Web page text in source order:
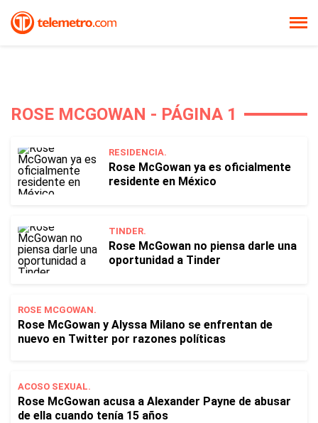
ROSE MCGOWAN - PÁGINA 1
RESIDENCIA.
Rose McGowan ya es oficialmente
residente en México
TINDER.
Rose McGowan no piensa darle una
oportunidad a Tinder
ROSE MCGOWAN.
Rose McGowan y Alyssa Milano se enfrentan de
nuevo en Twitter por razones políticas
ACOSO SEXUAL.
Rose McGowan acusa a Alexander Payne de abusar
de ella cuando tenía 15 años